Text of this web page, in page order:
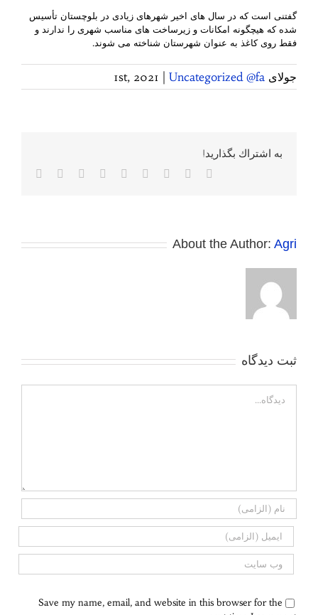
گفتنی است که در سال های اخیر شهرهای زیادی در بلوچستان تأسیس
شده که هيچگونه امکانات و زیرساخت های مناسب شهری را ندارند و
فقط روی کاغذ به عنوان شهرستان شناخته می شوند.
جولای 1st, 2021 Uncategorized @fa
به اشتراك بگذاريد!
Facebook
Twitter
Reddit
LinkedIn
WhatsApp
Tumblr
Pinterest
About the Author: Agri
ثبت ديدگاه
Save my name, email, and website in this browser for the